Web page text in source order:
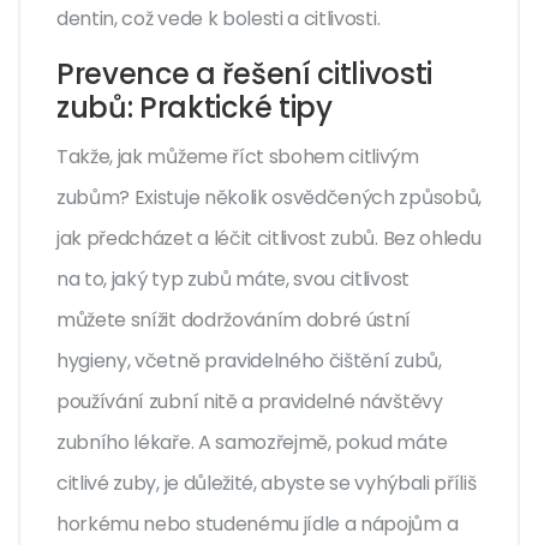
dentin, což vede k bolesti a citlivosti.
Prevence a řešení citlivosti
zubů: Praktické tipy
Takže, jak můžeme říct sbohem citlivým
zubům? Existuje několik osvědčených způsobů,
jak předcházet a léčit citlivost zubů. Bez ohledu
na to, jaký typ zubů máte, svou citlivost
můžete snížit dodržováním dobré ústní
hygieny, včetně pravidelného čištění zubů,
používání zubní nitě a pravidelné návštěvy
zubního lékaře. A samozřejmě, pokud máte
citlivé zuby, je důležité, abyste se vyhýbali příliš
horkému nebo studenému jídle a nápojům a